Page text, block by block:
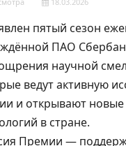
пятый сезон
ПАО
научной
ведут активную
и открывают
в стране.
Премии —